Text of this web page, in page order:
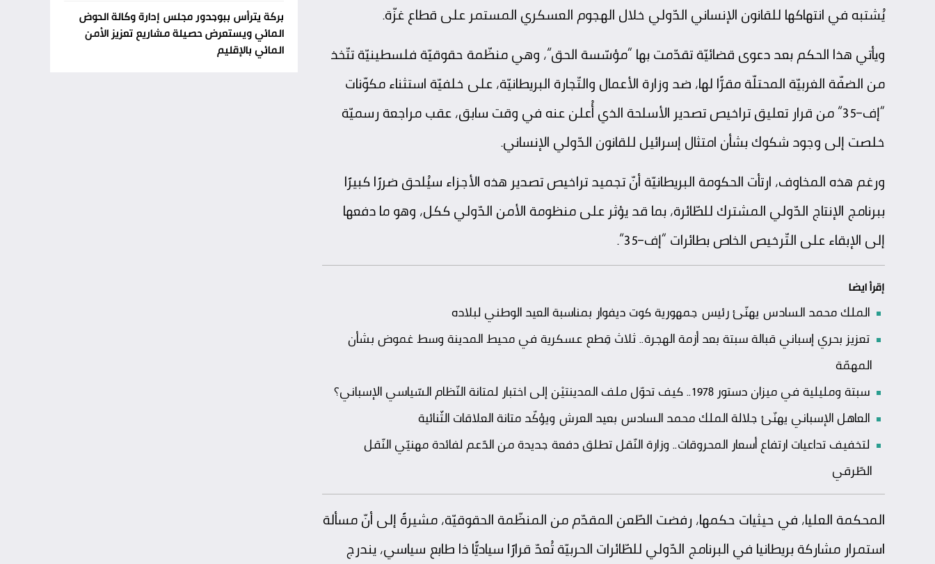
يُشتبه في انتهاكها للقانون الإنساني الدّولي خلال الهجوم العسكري المستمر على قطاعغزّة.
ويأتي هذا الحكم بعد دعوى قضائيّة تقدّمت بها “مؤسّسة الحق”، وهي منظّمة حقوقيّة فلسطينيّة تتّخذ
من الضفّة الغربيّة المحتلّة مقرًّا لها، ضد وزارة الأعمال والتّجارة البريطانيّة، على خلفيّة استثناء مكوّنات
“إف-35” من قرار تعليق تراخيص تصدير الأسلحة الذي أُعلن عنه في وقت سابق، عقب مراجعة رسميّة
خلصت إلى وجود شكوك بشأن امتثال إسرائيل للقانون الدّولي الإنساني.
ورغم هذه المخاوف، ارتأت الحكومة البريطانيّة أنّ تجميد تراخيص تصدير هذه الأجزاء سيُلحق ضررًا كبيرًا
ببرنامج الإنتاج الدّولي المشترك للطّائرة، بما قد يؤثر على منظومة الأمن الدّولي ككل، وهو ما دفعها
إلى الإبقاء على التّرخيص الخاص بطائرات “إف-35”.
إقرأ ايضا
الملك محمد السادس يهنّئ رئيس جمهورية كوت ديفوار بمناسبة العيد الوطني لبلاده
تعزيز بحري إسباني قبالة سبتة بعد أزمة الهجرة.. ثلاث قِطع عسكرية في محيط المدينة وسط غموض بشأن
المهمّة
سبتة ومليلية في ميزان دستور 1978.. كيف تحوّل ملف المدينتيْن إلى اختبار لمتانة النّظام السّياسي الإسباني؟
العاهل الإسباني يهنّئ جلالة الملك محمد السادس بعيد العرش ويؤكّد متانة العلاقات الثّنائية
لتخفيف تداعيات ارتفاع أسعار المحروقات.. وزارة النّقل تطلق دفعة جديدة من الدّعم لفائدة مهنيّي النّقل
الطّرقي
المحكمة العليا، في حيثيات حكمها، رفضت الطّعن المقدّم من المنظّمة الحقوقيّة، مشيرةً إلى أنّ مسألة
استمرار مشاركة بريطانيا في البرنامج الدّولي للطّائرات الحربيّة تُعدّ قرارًا سياديًّا ذا طابع سياسي، يندرج
بركة يترأس ببوجدور مجلس إدارة وكالة الحوض
المائي ويستعرض حصيلة مشاريع تعزيز الأمن
المائي بالإقليم